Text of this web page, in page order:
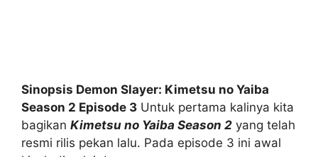
Sinopsis Demon Slayer: Kimetsu no Yaiba
Season 2 Episode 3 Untuk pertama kalinya kita
bagikan Kimetsu no Yaiba Season 2 yang telah
resmi rilis pekan lalu. Pada episode 3 ini awal